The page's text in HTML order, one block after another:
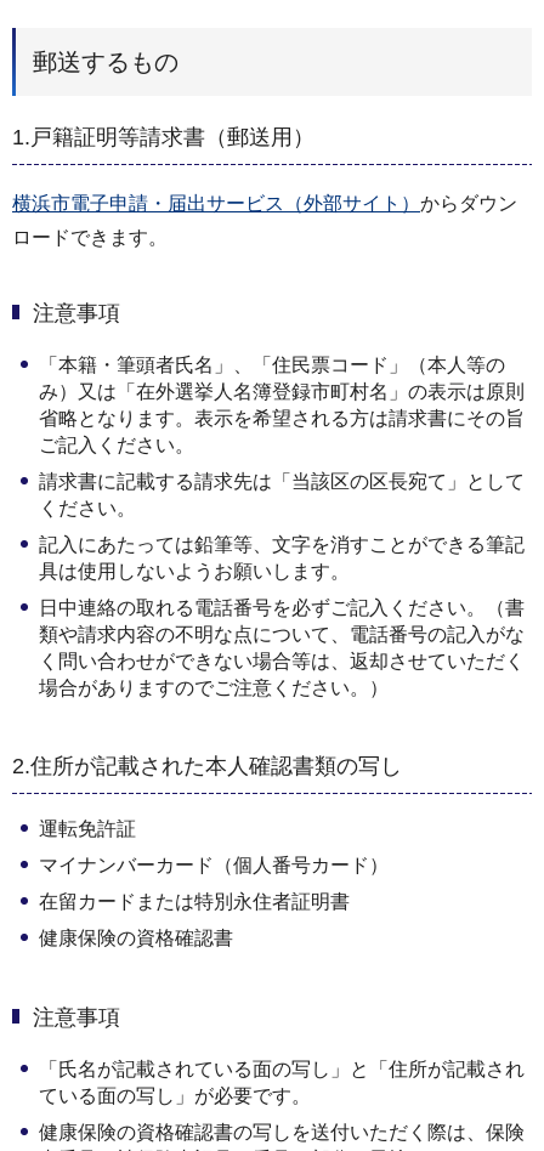
郵送するもの
1.戸籍証明等請求書（郵送用）
横浜市電子申請・届出サービス（外部サイト） からダウン
ロードできます。
注意事項
「本籍・筆頭者氏名」、「住民票コード」（本人等の
み）又は「在外選挙人名簿登録市町村名」の表示は原則
省略となります。表示を希望される方は請求書にその旨
ご記入ください。
請求書に記載する請求先は「当該区の区長宛て」として
ください。
記入にあたっては鉛筆等、文字を消すことができる筆記
具は使用しないようお願いします。
日中連絡の取れる電話番号を必ずご記入ください。（書
類や請求内容の不明な点について、電話番号の記入がな
く問い合わせができない場合等は、返却させていただく
場合がありますのでご注意ください。）
2.住所が記載された本人確認書類の写し
運転免許証
マイナンバーカード（個人番号カード）
在留カードまたは特別永住者証明書
健康保険の資格確認書
注意事項
「氏名が記載されている面の写し」と「住所が記載され
ている面の写し」が必要です。
健康保険の資格確認書の写しを送付いただく際は、保険